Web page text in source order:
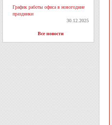
График работы офиса в новогодние
праздники
30.12.2025
Все новости